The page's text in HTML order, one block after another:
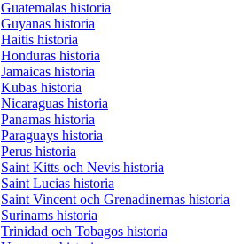
Guatemalas historia
Guyanas historia
Haitis historia
Honduras historia
Jamaicas historia
Kubas historia
Nicaraguas historia
Panamas historia
Paraguays historia
Perus historia
Saint Kitts och Nevis historia
Saint Lucias historia
Saint Vincent och Grenadinernas historia
Surinams historia
Trinidad och Tobagos historia